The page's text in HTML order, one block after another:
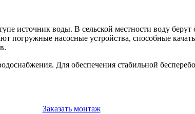
источник воды. В сельской местности воду
погружные насосные устройства, способные
Для обеспечения стабильной
Заказать монтаж